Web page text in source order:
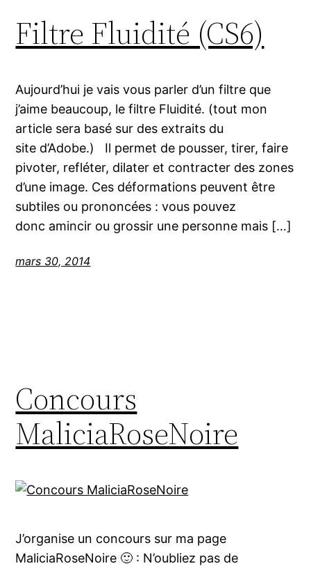
Filtre Fluidité (CS6)
Aujourd’hui je vais vous parler d’un filtre que
j’aime beaucoup, le filtre Fluidité. (tout mon
article sera basé sur des extraits du
site d’Adobe.) Il permet de pousser, tirer, faire
pivoter, refléter, dilater et contracter des zones
d’une image. Ces déformations peuvent être
subtiles ou prononcées : vous pouvez
donc amincir ou grossir une personne mais […]
mars 30, 2014
Concours
MaliciaRoseNoire
J’organise un concours sur ma page
MaliciaRoseNoire 🙂 : N’oubliez pas de